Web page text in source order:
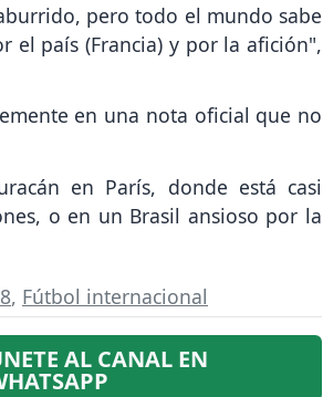
pero todo el mundo sabe
el país (Francia) y por la afición",
en una nota oficial que no
en París, donde está casi
o en un Brasil ansioso por la
, Fútbol internacional
AL CANAL EN